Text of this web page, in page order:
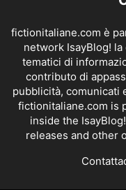
fictionitaliane.com è
network IsayBlog!
tematici di
contributo di
pubblicità, comunicati
fictionitaliane.com is
inside the
releases and other